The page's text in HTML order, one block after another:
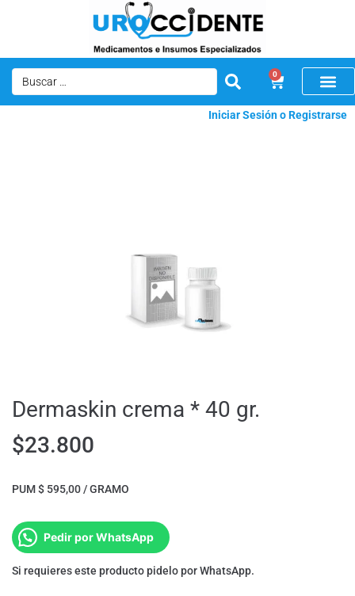
0
Iniciar Sesión o Registrarse
Dermaskin crema * 40 gr.
$23.800
PUM $ 595,00 / GRAMO
Pedir por WhatsApp
Si requieres este producto pidelo por WhatsApp.